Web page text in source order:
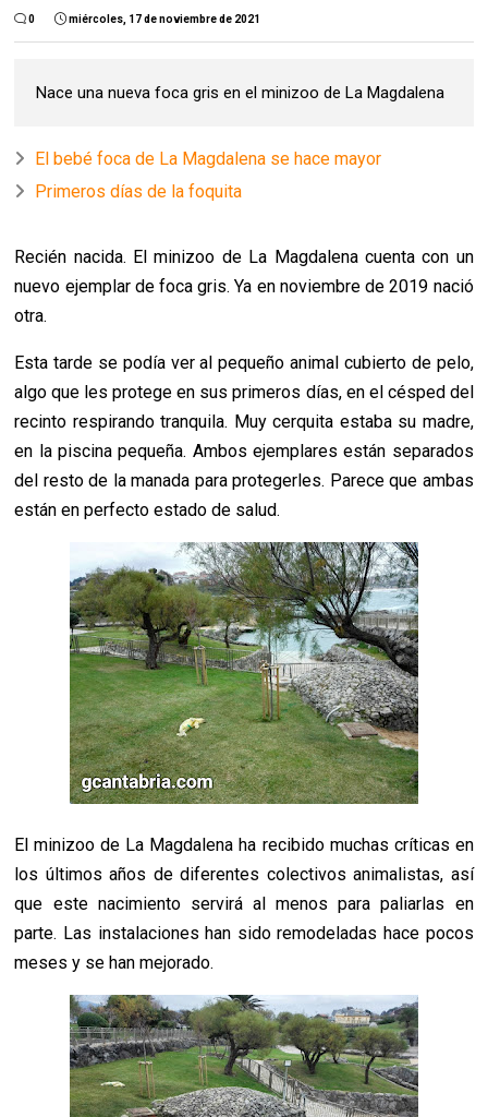
0 miércoles, 17 de noviembre de 2021
Nace una nueva foca gris en el minizoo de La Magdalena
El bebé foca de La Magdalena se hace mayor
Primeros días de la foquita
Recién nacida. El minizoo de La Magdalena cuenta con un
nuevo ejemplar de foca gris. Ya en noviembre de 2019 nació
otra.
Esta tarde se podía ver al pequeño animal cubierto de pelo,
algo que les protege en sus primeros días, en el césped del
recinto respirando tranquila. Muy cerquita estaba su madre,
en la piscina pequeña. Ambos ejemplares están separados
del resto de la manada para protegerles. Parece que ambas
están en perfecto estado de salud.
El minizoo de La Magdalena ha recibido muchas críticas en
los últimos años de diferentes colectivos animalistas, así
que este nacimiento servirá al menos para paliarlas en
parte. Las instalaciones han sido remodeladas hace pocos
meses y se han mejorado.